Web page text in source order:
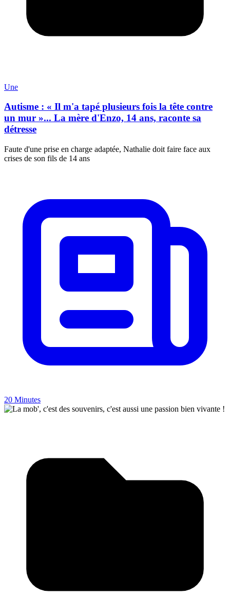
Une
Autisme : « Il m'a tapé plusieurs fois la tête contre
un mur »... La mère d'Enzo, 14 ans, raconte sa
détresse
Faute d'une prise en charge adaptée, Nathalie doit faire face aux
crises de son fils de 14 ans
20 Minutes